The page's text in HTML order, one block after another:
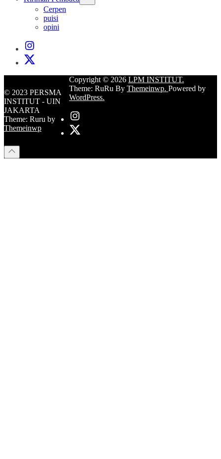
sub
Cerpen
puisi
opini
Instagram
Institut
X
Institut
© 2023 PERSMA
INSTITUT - UIN
JAKARTA
Theme: Ruru by
Themeinwp
Copyright © 2026 LPM INSTITUT.
Theme: RuRu By Themeinwp. Powered by
WordPress.
Instagram
Institut
X
Institut